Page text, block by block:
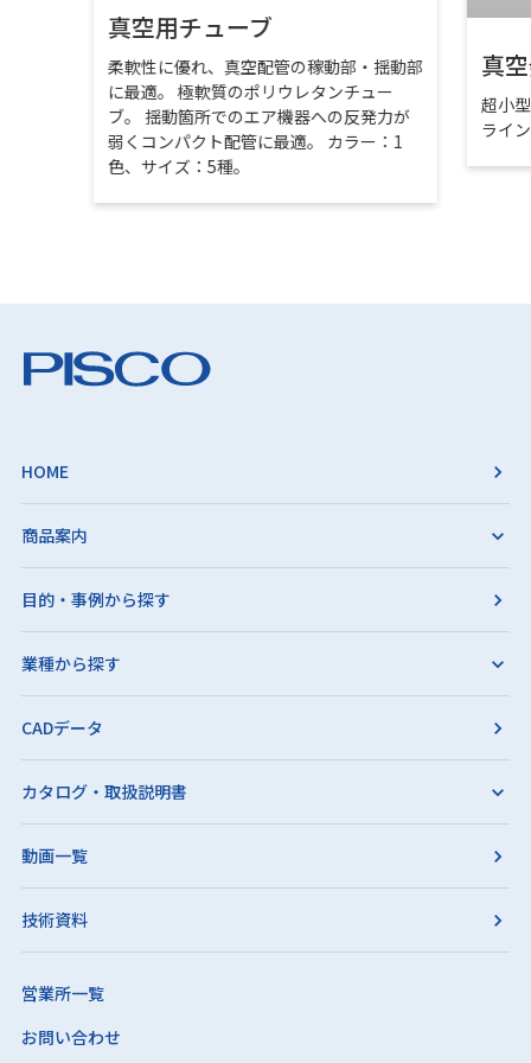
真空用チューブ
柔軟性に優れ、真空配管の稼動部・揺動部
に最適。 極軟質のポリウレタンチュー
ブ。 揺動箇所でのエア機器への反発力が
弱くコンパクト配管に最適。 カラー：1
色、サイズ：5種。
真
超小
ライ
HOME
商品案内
目的・事例から探す
業種から探す
CADデータ
カタログ・取扱説明書
動画一覧
技術資料
営業所一覧
お問い合わせ